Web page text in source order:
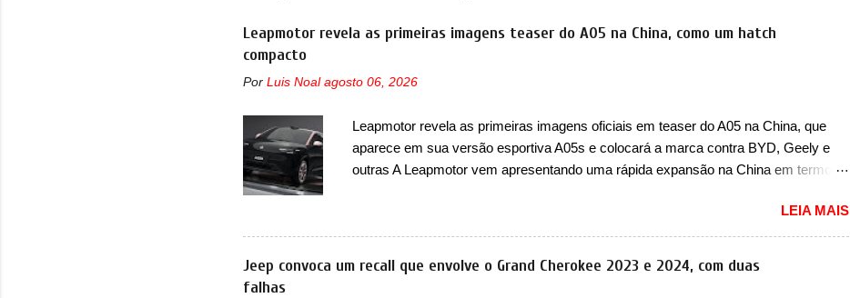
Leapmotor revela as primeiras imagens teaser do A05 na China, como um hatch
compacto
Por Luis Noal agosto 06, 2026
Leapmotor revela as primeiras imagens oficiais em teaser do A05 na China, que
aparece em sua versão esportiva A05s e colocará a marca contra BYD, Geely e
outras A Leapmotor vem apresentando uma rápida expansão na China em termos
modelo compacto à sua linha. Posicionado entre o T03 e o B05, a marca revelou as
primeiras imagens teaser do A05, que nas imagens apareceu em sua versão mais
esportiva, o A05s. Previsto para ser lançado ainda neste ano na China, o compacto
elétrico colocará a Leapmotor para concorrer com uma série de outras marcas de
LEIA MAIS
Jeep convoca um recall que envolve o Grand Cherokee 2023 e 2024, com duas
falhas